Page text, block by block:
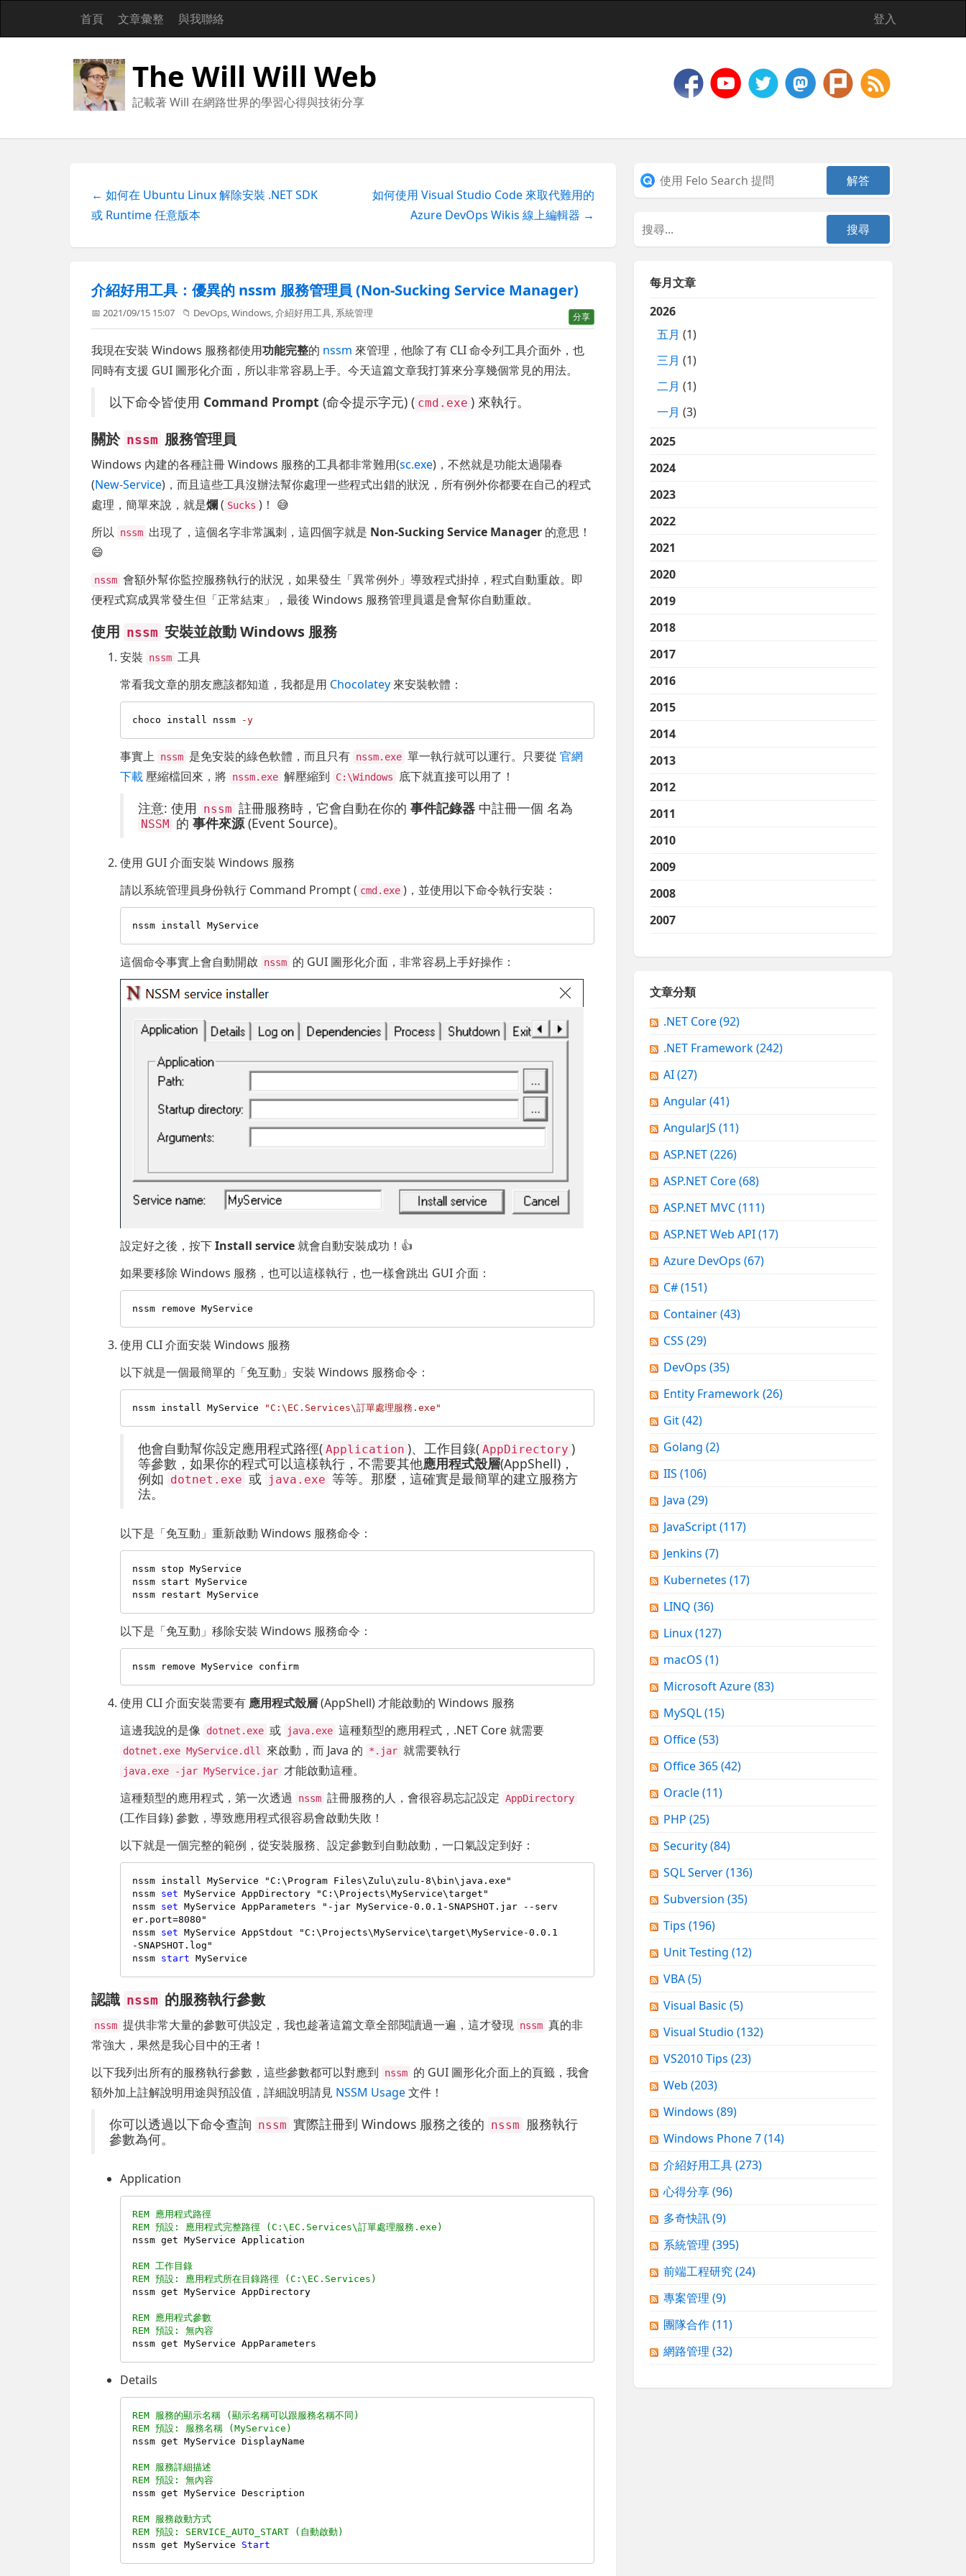
首頁 文章彙整 與我聯絡 登入
The Will Will Web
記載著 Will 在網路世界的學習心得與技術分享
← 如何在 Ubuntu Linux 解除安裝 .NET SDK
或 Runtime 任意版本
如何使用 Visual Studio Code 來取代難用的
Azure DevOps Wikis 線上編輯器 →
介紹好用工具：優異的 nssm 服務管理員 (Non-Sucking Service Manager)
分享
📅 2021/09/15 15:07 📁 DevOps,Windows,介紹好用工具, 系統管理
我現在安裝 Windows 服務都使用功能完整的 nssm 來管理，他除了有 CLI 命令列工具介面外，也
同時有支援 GUI 圖形化介面，所以非常容易上手。今天這篇文章我打算來分享幾個常見的用法。
以下命令皆使用 Command Prompt (命令提示字元) ( cmd.exe ) 來執行。
關於 nssm 服務管理員
Windows 內建的各種註冊 Windows 服務的工具都非常難用(sc.exe)，不然就是功能太過陽春
(New-Service)，而且這些工具沒辦法幫你處理一些程式出錯的狀況，所有例外你都要在自己的程式
處理，簡單來說，就是爛( Sucks )！ 😅
所以
nssm 出現了，這個名字非常諷刺，這四個字就是 Non-Sucking Service Manager 的意思！
😄
nssm 會額外幫你監控服務執行的狀況，如果發生「異常例外」導致程式掛掉，程式自動重啟。即
便程式寫成異常發生但「正常結束」，最後 Windows 服務管理員還是會幫你自動重啟。
使用 nssm 安裝並啟動 Windows 服務
安裝 nssm 工具
常看我文章的朋友應該都知道，我都是用 Chocolatey 來安裝軟體：
choco install nssm -y
事實上 nssm 是免安裝的綠色軟體，而且只有 nssm.exe 單一執行就可以運行。只要從官網
下載 壓縮檔回來，將 nssm.exe 解壓縮到 C:\Windows 底下就直接可以用了！
注意: 使用 nssm 註冊服務時，它會自動在你的事件記錄器 中註冊一個 名為
NSSM 的事件來源 (Event Source)。
使用 GUI 介面安裝 Windows 服務
請以系統管理員身份執行 Command Prompt ( cmd.exe )，並使用以下命令執行安裝：
這個命令事實上會自動開啟 nssm 的 GUI 圖形化介面，非常容易上手好操作：
設定好之後，按下Install service就會自動安裝成功！👍
如果要移除 Windows 服務，也可以這樣執行，也一樣會跳出 GUI 介面：
使用 CLI 介面安裝 Windows 服務
以下就是一個最簡單的「免互動」安裝 Windows 服務命令：
nssm install MyService "C:\EC.Services\訂單處理服務.exe"
他會自動幫你設定應用程式路徑( Application )、工作目錄( AppDirectory )
等參數，如果你的程式可以這樣執行，不需要其他應用程式殼層(AppShell)，
例如 dotnet.exe 或 java.exe 等等。那麼，這確實是最簡單的建立服務方
法。
以下是「免互動」重新啟動 Windows 服務命令：
nssm stop MyService
nssm start MyService
以下是「免互動」移除安裝 Windows 服務命令：
使用 CLI 介面安裝需要有 應用程式殼層(AppShell) 才能啟動的 Windows 服務
這邊我說的是像
dotnet.exe 或 java.exe 這種類型的應用程式，.NET Core 就需要
dotnet.exe MyService.dll 來啟動，而 Java 的 *.jar 就需要執行
java.exe -jar MyService.jar 才能啟動這種。
這種類型的應用程式，第一次透過
nssm 註冊服務的人，會很容易忘記設定 AppDirectory
(工作目錄) 參數，導致應用程式很容易會啟動失敗！
以下就是一個完整的範例，從安裝服務、設定參數到自動啟動，一口氣設定到好：
nssm install MyService "C:\Program Files\Zulu\zulu-8\bin\java.exe"
nssm set MyService AppDirectory "C:\Projects\MyService\target"
nssm set MyService AppParameters "-jar MyService-0 .0 . 1 -SNAPSHOT.jar --serv
er.port=8080 "
nssm set MyService AppStdout "C:\Projects\MyService\target\MyService-0 .0 . 1
-SNAPSHOT.log"
nssm start
認識 nssm 的服務執行參數
nssm 提供非常大量的參數可供設定，我也趁著這篇文章全部閱讀過一遍，這才發現 nssm 真的非
常強大，果然是我心目中的王者！
以下我列出所有的服務執行參數，這些參數都可以對應到
nssm 的 GUI 圖形化介面上的頁籤，我會
額外加上註解說明用途與預設值，詳細說明請見 NSSM Usage文件！
你可以透過以下命令查詢 nssm 實際註冊到 Windows 服務之後的 nssm
服務執行
參數為何。
Application
REM 應用程式路徑
REM 預設: 應用程式完整路徑 (C:\EC.Services\訂單處理服務.exe)
REM 工作目錄
REM 預設: 應用程式所在目錄路徑 (C:\EC.Services)
REM 應用程式參數
REM 預設: 無內容
Details
REM 服務的顯示名稱 (顯示名稱可以跟服務名稱不同)
REM 預設: 服務名稱 (MyService)
REM 服務詳細描述
REM 預設: 無內容
REM 服務啟動方式
REM 預設: SERVICE_AUTO_START (自動啟動)
nssm get MyService Start
每月文章
2026
五月 (1)
三月 (1)
二月 (1)
一月 (3)
2025
2024
2023
2022
2021
2020
2019
2018
2017
2016
2015
2014
2013
2012
2011
2010
2009
2008
2007
文章分類
.NET Core(92)
.NET Framework(242)
AI(27)
Angular(41)
AngularJS (11)
ASP.NET(226)
ASP.NET Core(68)
ASP.NET MVC(111)
ASP.NET Web API(17)
Azure DevOps (67)
C#(151)
Container(43)
CSS (29)
DevOps (35)
Entity Framework(26)
Git(42)
Golang (2)
IIS (106)
Java (29)
JavaScript(117)
Jenkins (7)
Kubernetes (17)
LINQ (36)
Linux(127)
macOS (1)
Microsoft Azure(83)
MySQL(15)
Office(53)
Office 365(42)
Oracle(11)
PHP (25)
Security(84)
SQL Server(136)
Subversion (35)
Tips (196)
Unit Testing (12)
VBA(5)
Visual Basic (5)
Visual Studio (132)
VS2010 Tips (23)
Web (203)
Windows (89)
Windows Phone 7(14)
介紹好用工具(273)
心得分享(96)
多奇快訊(9)
系統管理 (395)
前端工程研究(24)
專案管理 (9)
團隊合作(11)
網路管理 (32)